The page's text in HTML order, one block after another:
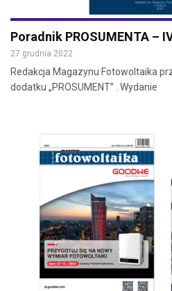
Poradnik PROSUMENTA –
27 grudnia 2022
Redakcja Magazynu Fotowoltaika
dodatku „PROSUMENT” . Wydanie